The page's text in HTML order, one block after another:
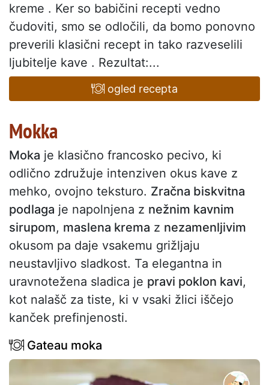
kreme . Ker so babičini recepti vedno
čudoviti, smo se odločili, da bomo ponovno
preverili klasični recept in tako razveselili
ljubitelje kave . Rezultat:...
ogled recepta
Mokka
Moka je klasično francosko pecivo, ki
odlično združuje intenziven okus kave z
mehko, ovojno teksturo. Zračna biskvitna
podlaga je napolnjena z nežnim kavnim
sirupom, maslena krema z nezamenljivim
okusom pa daje vsakemu grižljaju
neustavljivo sladkost. Ta elegantna in
uravnotežena sladica je pravi poklon kavi,
kot nalašč za tiste, ki v vsaki žlici iščejo
kanček prefinjenosti.
Gateau moka